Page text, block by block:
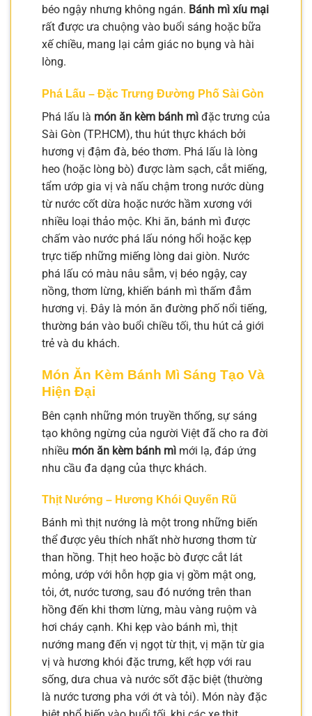
béo ngậy nhưng không ngán. Bánh mì xíu mại
rất được ưa chuộng vào buổi sáng hoặc bữa
xế chiều, mang lại cảm giác no bụng và hài
lòng.
Phá Lấu – Đặc Trưng Đường Phố Sài Gòn
Phá lấu là món ăn kèm bánh mì đặc trưng của
Sài Gòn (TP.HCM), thu hút thực khách bởi
hương vị đậm đà, béo thơm. Phá lấu là lòng
heo (hoặc lòng bò) được làm sạch, cắt miếng,
tẩm ướp gia vị và nấu chậm trong nước dùng
từ nước cốt dừa hoặc nước hầm xương với
nhiều loại thảo mộc. Khi ăn, bánh mì được
chấm vào nước phá lấu nóng hổi hoặc kẹp
trực tiếp những miếng lòng dai giòn. Nước
phá lấu có màu nâu sẫm, vị béo ngậy, cay
nồng, thơm lừng, khiến bánh mì thấm đẫm
hương vị. Đây là món ăn đường phố nổi tiếng,
thường bán vào buổi chiều tối, thu hút cả giới
trẻ và du khách.
Món Ăn Kèm Bánh Mì Sáng Tạo Và
Hiện Đại
Bên cạnh những món truyền thống, sự sáng
tạo không ngừng của người Việt đã cho ra đời
nhiều món ăn kèm bánh mì mới lạ, đáp ứng
nhu cầu đa dạng của thực khách.
Thịt Nướng – Hương Khói Quyến Rũ
Bánh mì thịt nướng là một trong những biến
thể được yêu thích nhất nhờ hương thơm từ
than hồng. Thịt heo hoặc bò được cắt lát
mỏng, ướp với hỗn hợp gia vị gồm mật ong,
tỏi, ớt, nước tương, sau đó nướng trên than
hồng đến khi thơm lừng, màu vàng ruộm và
hơi cháy cạnh. Khi kẹp vào bánh mì, thịt
nướng mang đến vị ngọt từ thịt, vị mặn từ gia
vị và hương khói đặc trưng, kết hợp với rau
sống, dưa chua và nước sốt đặc biệt (thường
là nước tương pha với ớt và tỏi). Món này đặc